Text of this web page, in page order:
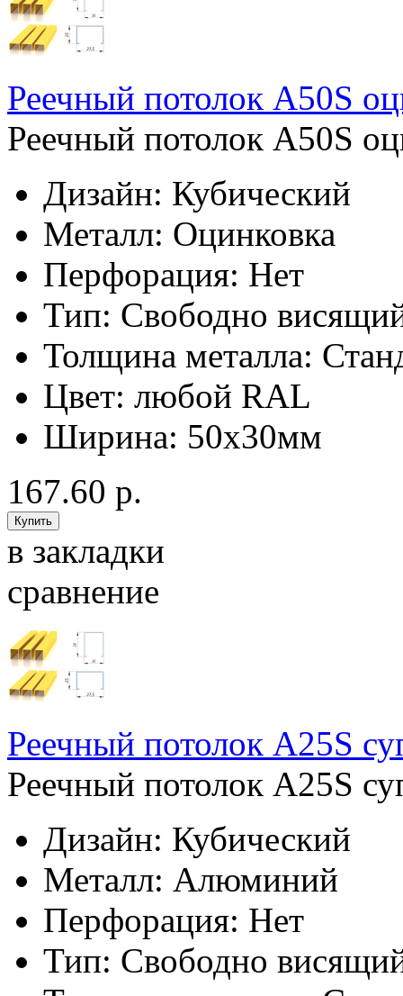
Реечный потолок A50S
Реечный потолок A50S
Дизайн: Кубический
Металл: Оцинковка
Перфорация: Нет
Тип: Свободно
Толщина металла:
Цвет: любой RAL
Ширина: 50x30мм
167.60 р.
в закладки
сравнение
Реечный потолок A25S
Реечный потолок A25S
Дизайн: Кубический
Металл: Алюминий
Перфорация: Нет
Тип: Свободно